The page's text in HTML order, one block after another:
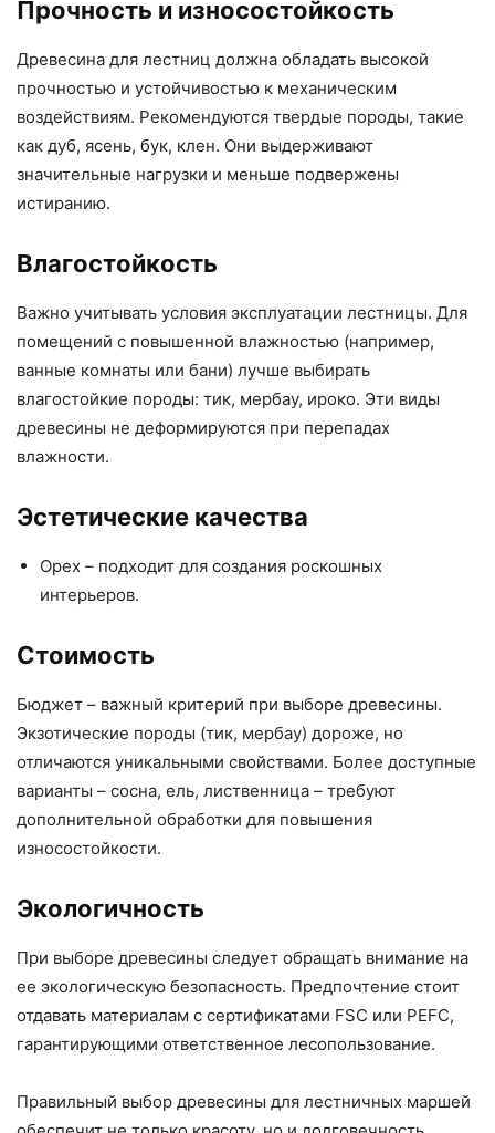
Прочность и износостойкость
Древесина для лестниц должна обладать высокой
прочностью и устойчивостью к механическим
воздействиям. Рекомендуются твердые породы, такие
как дуб, ясень, бук, клен. Они выдерживают
значительные нагрузки и меньше подвержены
истиранию.
Влагостойкость
Важно учитывать условия эксплуатации лестницы. Для
помещений с повышенной влажностью (например,
ванные комнаты или бани) лучше выбирать
влагостойкие породы: тик, мербау, ироко. Эти виды
древесины не деформируются при перепадах
влажности.
Эстетические качества
Орех – подходит для создания роскошных
интерьеров.
Стоимость
Бюджет – важный критерий при выборе древесины.
Экзотические породы (тик, мербау) дороже, но
отличаются уникальными свойствами. Более доступные
варианты – сосна, ель, лиственница – требуют
дополнительной обработки для повышения
износостойкости.
Экологичность
При выборе древесины следует обращать внимание на
ее экологическую безопасность. Предпочтение стоит
отдавать материалам с сертификатами FSC или PEFC,
гарантирующими ответственное лесопользование.
Правильный выбор древесины для лестничных маршей